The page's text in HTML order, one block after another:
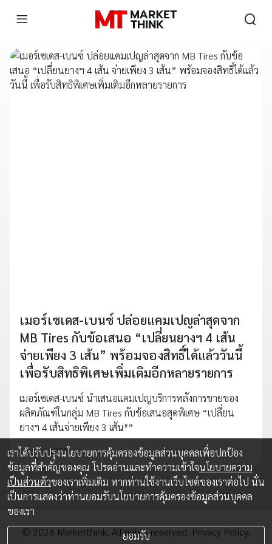
เมอร์เซเดส-เบนซ์ ปล่อยแคมเปญล่าสุดจาก
MB Tires กับข้อเสนอ “เปลี่ยนยางฯ 4 เส้น
จ่ายเพียง 3 เส้น” พร้อมจองสิทธิ์ได้แล้ววันนี้
เพื่อรับสิทธิพิเศษเพิ่มเติมอีกหลายรายการ
เมอร์เซเดส-เบนซ์ นำเสนอแคมเปญบริการหลังการขายของ
ผลิตภัณฑ์ในกลุ่ม MB Tires กับข้อเสนอสุดพิเศษ “เปลี่ยน
ยางฯ 4 เส้นจ่ายเพียง 3 เส้น*”
13 พ.ค. 2025
© 2026 Marketthink. All rights reserved. Privacy Policy.
เราได้ปรับปรุงนโยบายการคุ้มครองข้อมูลส่วนบุคคลเพื่อปกป้อง
ข้อมูลที่สำคัญของคุณ โปรดอ่านและทำความเข้าใจนโยบายความ
เป็นส่วนตัวของเราเพิ่มเติม หากท่านใช้งานเว็บไซต์ของเราต่อไป นั่น
เป็นการแสดงว่าท่านยอมรับนโยบายการคุ้มครองข้อมูลส่วนบุคคล
ของเรา
ยอมรับ